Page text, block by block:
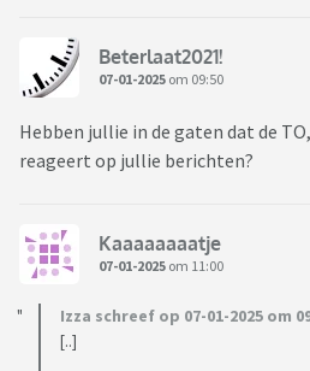
Beterlaat2021!
07-01-2025 om 09:50
Hebben jullie in de gaten dat de
reageert op jullie berichten?
Kaaaaaaaatje
07-01-2025 om 11:00
Izza schreef op 07-01-2025 om
[..]